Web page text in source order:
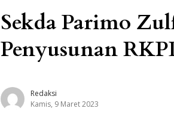
Sekda Parimo
Penyusunan
Redaksi
Kamis, 9 Maret 2023